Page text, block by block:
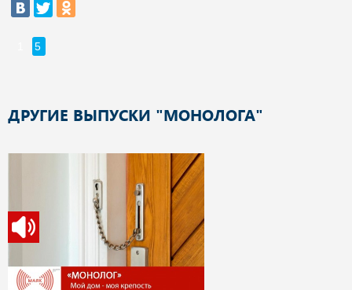
5
ДРУГИЕ ВЫПУСКИ "МОНОЛОГА"